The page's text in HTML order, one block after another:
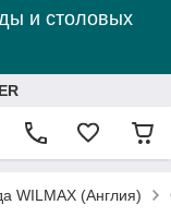
и столовых
WILMAX (Англия)